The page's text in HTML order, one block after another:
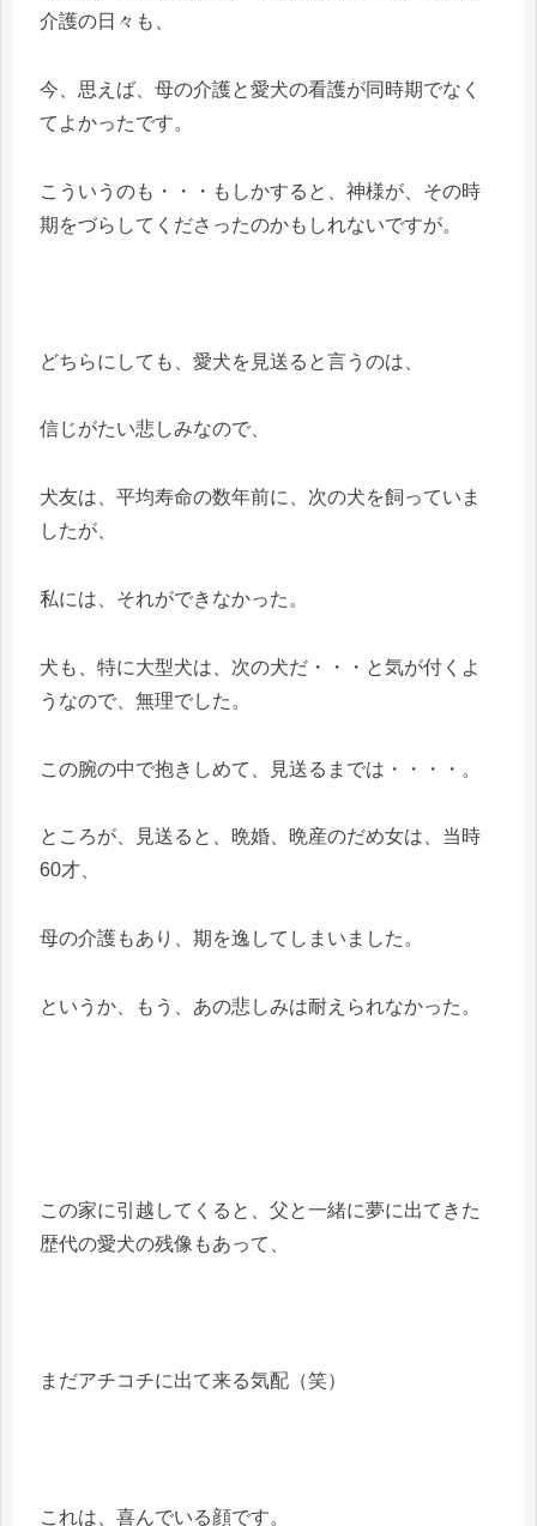
介護の日々も、
今、思えば、母の介護と愛犬の看護が同時期でなく
てよかったです。
こういうのも・・・もしかすると、神様が、その時
期をづらしてくださったのかもしれないですが。
どちらにしても、愛犬を見送ると言うのは、
信じがたい悲しみなので、
犬友は、平均寿命の数年前に、次の犬を飼っていま
したが、
私には、それができなかった。
犬も、特に大型犬は、次の犬だ・・・と気が付くよ
うなので、無理でした。
この腕の中で抱きしめて、見送るまでは・・・・。
ところが、見送ると、晩婚、晩産のだめ女は、当時
60才、
母の介護もあり、期を逸してしまいました。
というか、もう、あの悲しみは耐えられなかった。
この家に引越してくると、父と一緒に夢に出てきた
歴代の愛犬の残像もあって、
まだアチコチに出て来る気配（笑）
これは、喜んでいる顔です。